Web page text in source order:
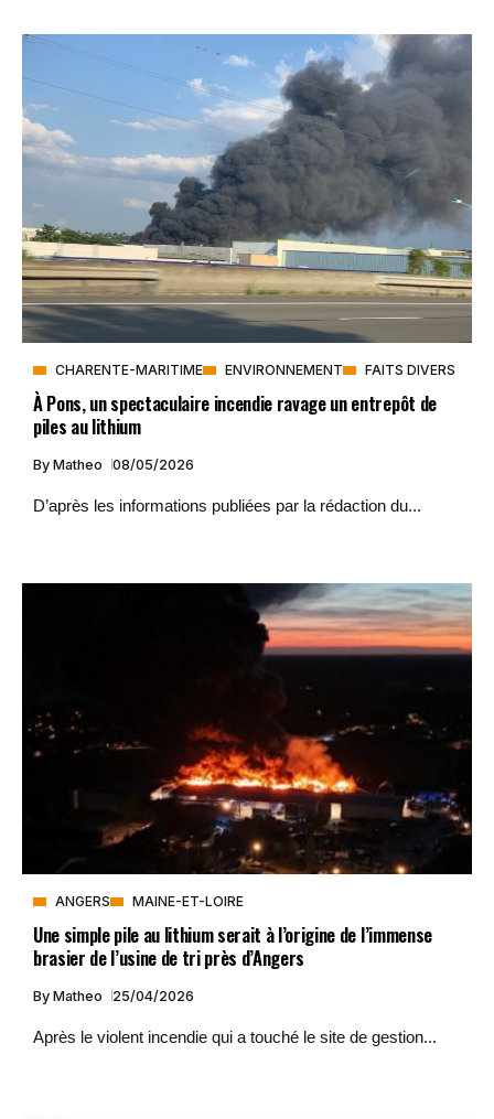
CHARENTE-MARITIME ENVIRONNEMENT FAITS DIVERS
À Pons, un spectaculaire incendie ravage un entrepôt de
piles au lithium
By Matheo 08/05/2026
D’après les informations publiées par la rédaction du...
ANGERS MAINE-ET-LOIRE
Une simple pile au lithium serait à l’origine de l’immense
brasier de l’usine de tri près d’Angers
By Matheo 25/04/2026
Après le violent incendie qui a touché le site de gestion...